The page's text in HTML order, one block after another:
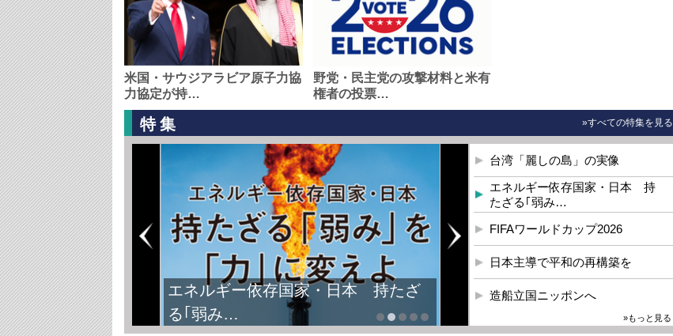
米国・サウジアラビア原子力協
力協定が持…
野党・民主党の攻撃材料と米有
権者の投票…
特集 »すべての特集を見る
エネルギー依存国家・日本 持たざ
る｢弱み…
台湾「麗しの島」の実像
エネルギー依存国家・日本 持
たざる｢弱み…
FIFAワールドカップ2026
日本主導で平和の再構築を
造船立国ニッポンへ
»もっと見る